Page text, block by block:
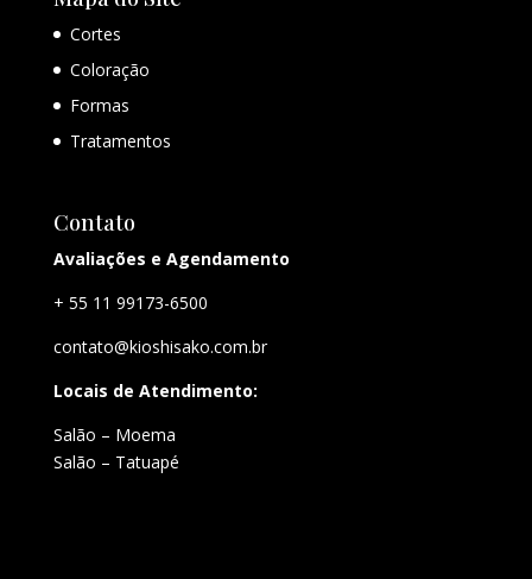
Cortes
Coloração
Formas
Tratamentos
Contato
Avaliações e Agendamento
+ 55 11 99173-6500
contato@kioshisako.com.br
Locais de Atendimento:
Salão – Moema
Salão – Tatuapé